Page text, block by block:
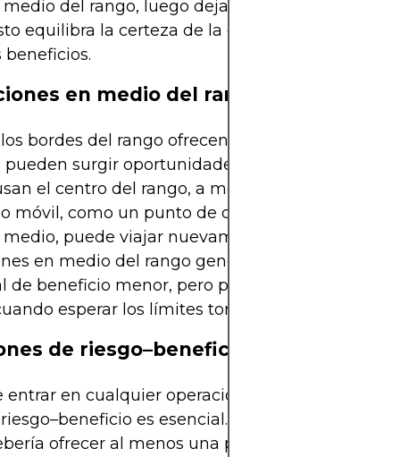
del rango, luego dejar que el resto corra
equilibra la certeza de la ganancia con el
beneficios.
en medio del rango
bordes del rango ofrecen las entradas más
surgir oportunidades en el punto medio.
el centro del rango, a menudo alineado con
móvil, como un punto de decisión. Si el precio
puede viajar nuevamente hacia el límite.
en medio del rango generalmente tienen un
de beneficio menor, pero pueden ser útiles en
esperar los límites toma demasiado
de riesgo–beneficio
entrar en cualquier operación de rango, evaluar
es esencial. Una operación
ofrecer al menos una proporción de 2:1, lo